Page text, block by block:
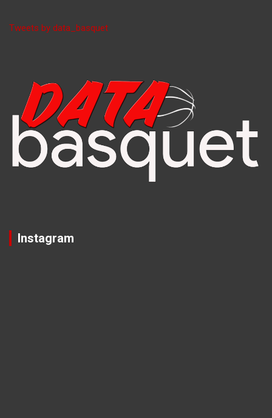
Tweets by data_basquet
Instagram